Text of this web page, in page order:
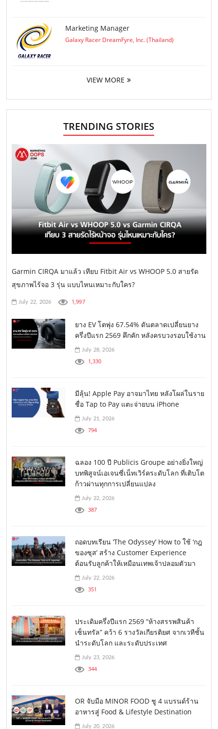
Marketing Manager
Galaxy Racer DreamFyre, Inc. (Thailand)
VIEW MORE
TRENDING STORIES
Garmin CIRQA มาแล้ว เทียบ Fitbit Air vs WHOOP 5.0 สายรัด
สุขภาพไร้จอ 3 รุ่น แบบไหนเหมาะกับใคร?
July 22, 2026 1,997
ยาง EV โตพุ่ง 67.54% ดันตลาดเปลี่ยนยาง
ครึ่งปีแรก 2569 คึกคัก หลังครบวงรอบใช้งาน
July 28, 2026
1,330
มีลุ้น! Apple Pay อาจมาไทย หลังโผล่ในราย
ชื่อ Tap to Pay แตะจ่ายบน iPhone
July 21, 2026
794
ฉลอง 100 ปี Publicis Groupe อย่างยิ่งใหญ่
บทพิสูจน์เอเจนซี่เน็ทเวิร์คระดับโลก ที่เติบโต
ก้าวผ่านทุกการเปลี่ยนแปลง
July 22, 2026
387
ถอดบทเรียน ‘The Odyssey’ How to ใช้ ‘กฎ
ของซุส’ สร้าง Customer Experience
ต้อนรับลูกค้าให้เหมือนเทพเจ้าปลอมตัวมา
July 22, 2026
351
ประเดิมครึ่งปีแรก 2569 “ห้างสรรพสินค้า
เซ็นทรัล” คว้า 6 รางวัลเกียรติยศ จากเวทีชั้น
นำระดับโลก และระดับประเทศ
July 23, 2026
344
OR จับมือ MINOR FOOD ชู 4 แบรนด์ร้าน
อาหารสู่ Food & Lifestyle Destination
July 20, 2026